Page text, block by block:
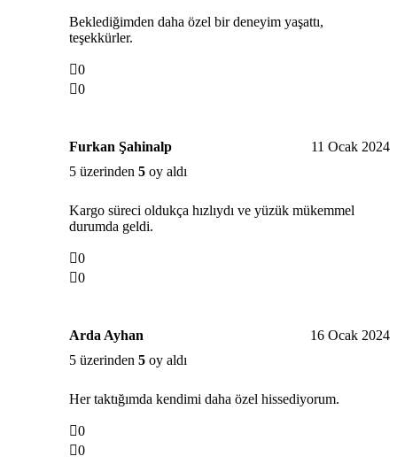
Beklediğimden daha özel bir deneyim yaşattı,
teşekkürler.
0
0
Furkan Şahinalp
11 Ocak 2024
5 üzerinden 5 oy aldı
Kargo süreci oldukça hızlıydı ve yüzük mükemmel
durumda geldi.
0
0
Arda Ayhan
16 Ocak 2024
5 üzerinden 5 oy aldı
Her taktığımda kendimi daha özel hissediyorum.
0
0